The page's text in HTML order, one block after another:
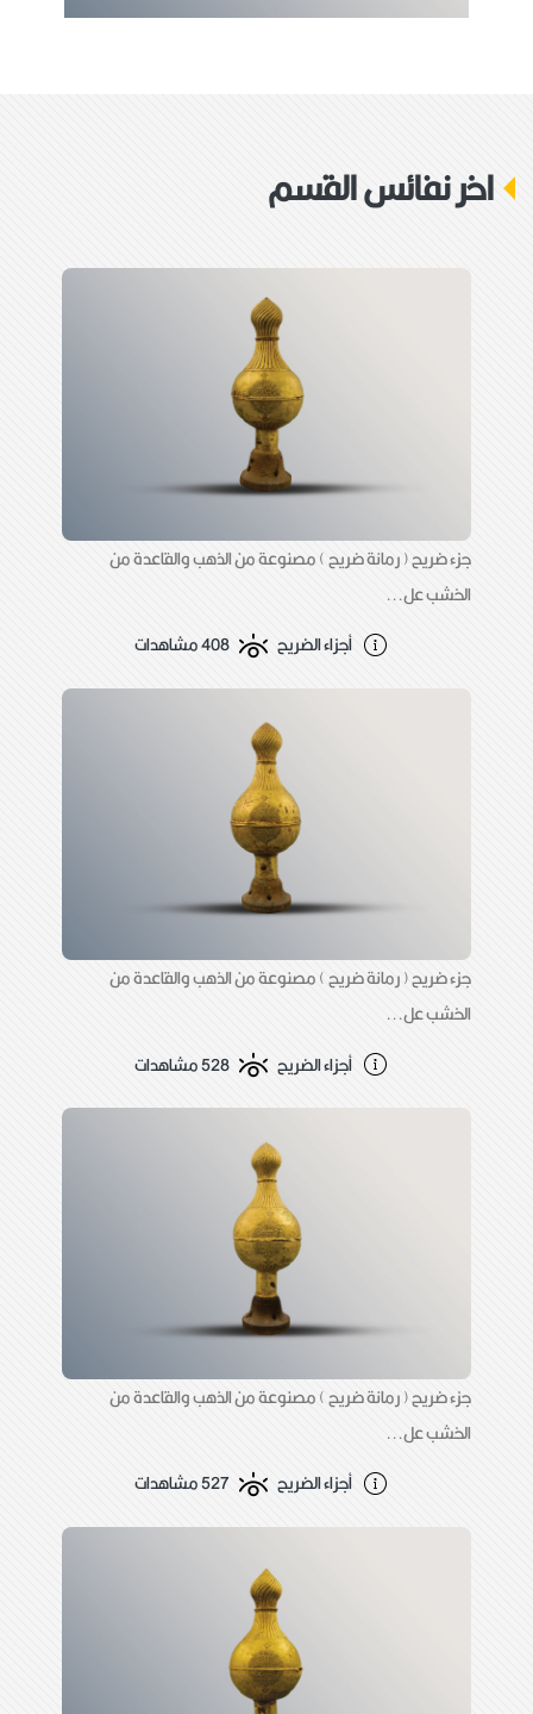
وصف القطعة:
عليه السلام لعنة الله على من يبيعه و يشتريه )
والثانية (مائه ثلاث عشر مثقال) و عليها زخارف
اخر نفائس القسم
جزء ضريح ( رمانة ضريح ) مصنوعة من الذهب والقاعدة من
الخشب عل...
أجزاء الضريح
408 مشاهدات
جزء ضريح ( رمانة ضريح ) مصنوعة من الذهب والقاعدة من
الخشب عل...
أجزاء الضريح
528 مشاهدات
جزء ضريح ( رمانة ضريح ) مصنوعة من الذهب والقاعدة من
الخشب عل...
أجزاء الضريح
527 مشاهدات